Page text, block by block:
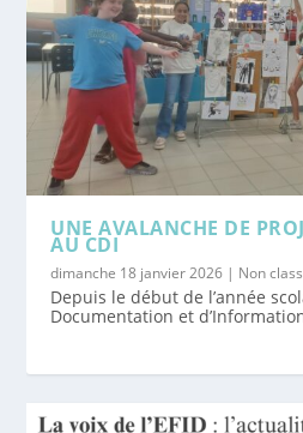
UNE AVALANCHE DE
AU CDI
dimanche 18 janvier 2026 | Non
Depuis le début de l’année
Documentation et